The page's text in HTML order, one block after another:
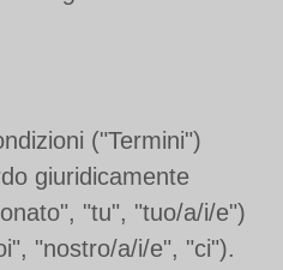
("Termini")
giuridicamente
"tu", "tuo/a/i/e")
"nostro/a/i/e", "ci").